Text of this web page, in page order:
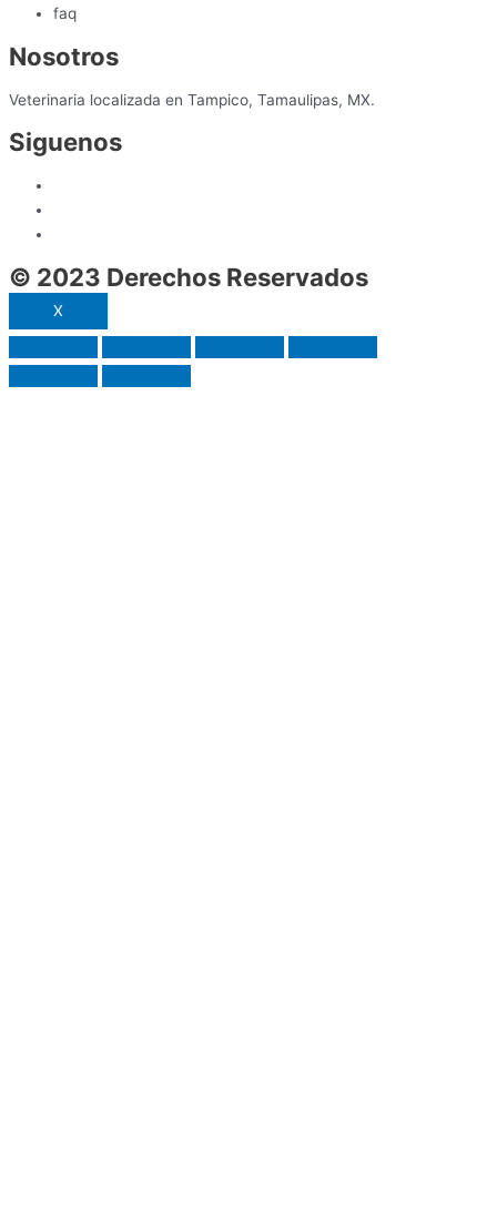
faq
Nosotros
Veterinaria localizada en Tampico, Tamaulipas, MX.
Siguenos
© 2023 Derechos Reservados
X